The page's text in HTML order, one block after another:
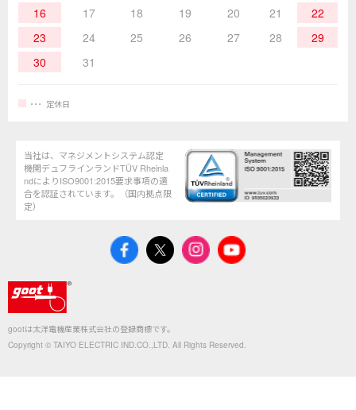
16
17 18 19 20 21
22
23
24 25 26 27 28
29
30
31
定休日
当社は、マネジメントシステム認定
機関デュフラインランドTÜV Rheinla
ndによりISO9001:2015要求事項の適
合を認証されています。（国内拠点限
定）
gootは太洋電機産業株式会社の登録商標です。
Copyright © TAIYO ELECTRIC IND.CO.,LTD. All Rights Reserved.